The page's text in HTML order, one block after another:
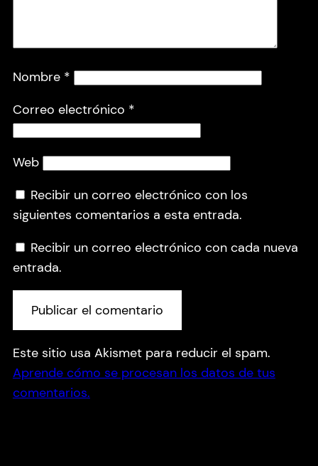
Nombre *
Correo electrónico *
Web
Recibir un correo electrónico con los
siguientes comentarios a esta entrada.
Recibir un correo electrónico con cada nueva
entrada.
Este sitio usa Akismet para reducir el spam.
Aprende cómo se procesan los datos de tus
comentarios.